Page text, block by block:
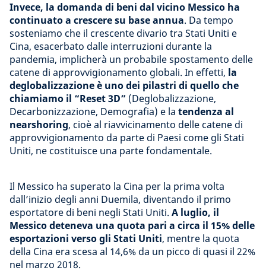
Invece, la domanda di beni dal vicino Messico ha
continuato a crescere su base annua. Da tempo
sosteniamo che il crescente divario tra Stati Uniti e
Cina, esacerbato dalle interruzioni durante la
pandemia, implicherà un probabile spostamento delle
catene di approvvigionamento globali. In effetti, la
deglobalizzazione è uno dei pilastri di quello che
chiamiamo il “Reset 3D” (Deglobalizzazione,
Decarbonizzazione, Demografia) e la tendenza al
nearshoring, cioè al riavvicinamento delle catene di
approvvigionamento da parte di Paesi come gli Stati
Uniti, ne costituisce una parte fondamentale.
Il Messico ha superato la Cina per la prima volta
dall’inizio degli anni Duemila, diventando il primo
esportatore di beni negli Stati Uniti. A luglio, il
Messico deteneva una quota pari a circa il 15% delle
esportazioni verso gli Stati Uniti, mentre la quota
della Cina era scesa al 14,6% da un picco di quasi il 22%
nel marzo 2018.